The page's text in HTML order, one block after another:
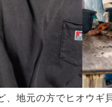
、地元の方でヒオウギ